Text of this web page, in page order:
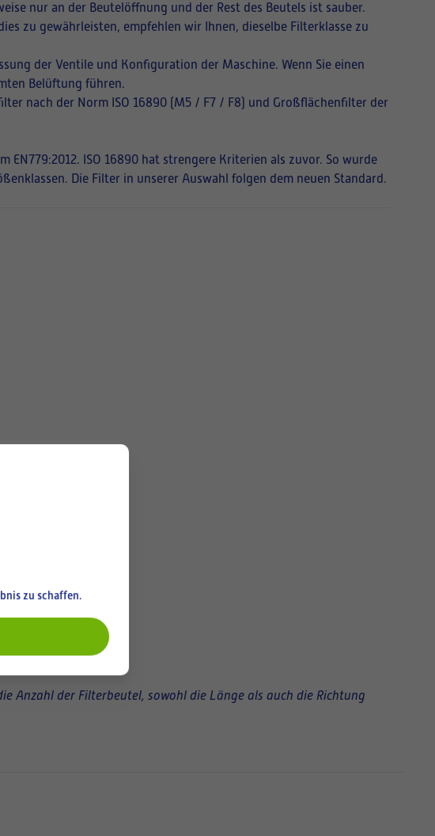
nur an der Beutelöffnung und der Rest des Beutels ist sauber.
zu gewährleisten, empfehlen wir Ihnen, dieselbe Filterklasse zu
der Ventile und Konfiguration der Maschine. Wenn Sie einen
Belüftung führen.
nach der Norm ISO 16890 (M5 / F7 / F8) und Großflächenfilter der
ISO 16890 hat strengere Kriterien als zuvor. So wurde
Die Filter in unserer Auswahl folgen dem neuen Standard.
Anzahl der Filterbeutel, sowohl die Länge als auch die Richtung
zu schaffen.